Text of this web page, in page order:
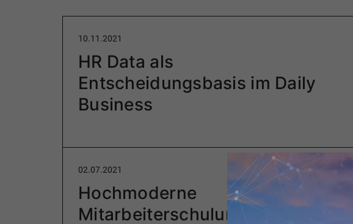
10.11.2021
HR Data als
Entscheidungsbasis im Daily
Business
02.07.2021
Hochmoderne
Mitarbeiterschulungen in